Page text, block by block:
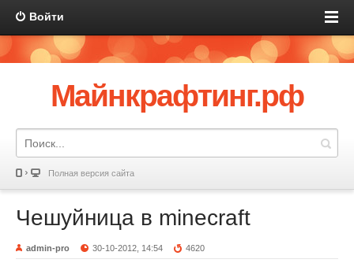
Войти
Майнкрафтинг.рф
Полная версия сайта
Чешуйница в minecraft
admin-pro 30-10-2012, 14:54 4620